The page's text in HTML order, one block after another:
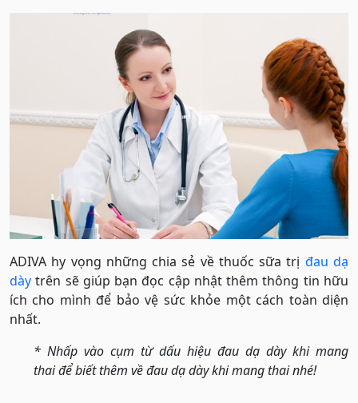
ADIVA hy vọng những chia sẻ về thuốc sữa trị đau dạ
dày trên sẽ giúp bạn đọc cập nhật thêm thông tin hữu
ích cho mình để bảo vệ sức khỏe một cách toàn diện
nhất.
* Nhấp vào cụm từ dấu hiệu đau dạ dày khi mang
thai để biết thêm về đau dạ dày khi mang thai nhé!